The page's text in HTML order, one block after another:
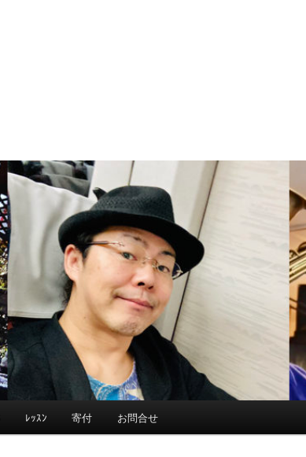
ﾚｯｽﾝ 寄付 お問合せ